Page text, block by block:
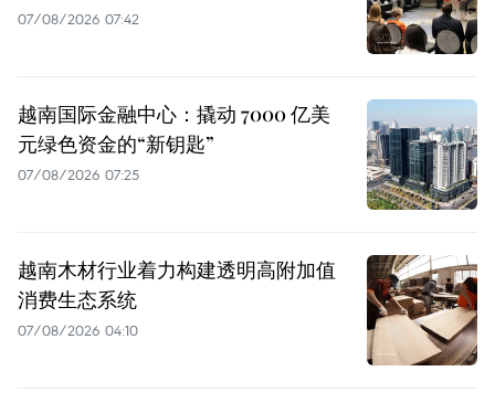
07/08/2026 07:42
越南国际金融中心：撬动 7000 亿美
元绿色资金的“新钥匙”
07/08/2026 07:25
越南木材行业着力构建透明高附加值
消费生态系统
07/08/2026 04:10